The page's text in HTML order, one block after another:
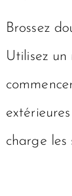
Brossez
Utilisez
charge les